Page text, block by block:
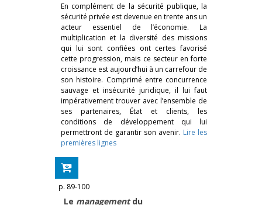
En complément de la sécurité publique, la
sécurité privée est devenue en trente ans un
acteur essentiel de l’économie. La
multiplication et la diversité des missions
qui lui sont confiées ont certes favorisé
cette progression, mais ce secteur en forte
croissance est aujourd’hui à un carrefour de
son histoire. Comprimé entre concurrence
sauvage et insécurité juridique, il lui faut
impérativement trouver avec l’ensemble de
ses partenaires, État et clients, les
conditions de développement qui lui
permettront de garantir son avenir. Lire les
premières lignes
p. 89-100
Le managementdu